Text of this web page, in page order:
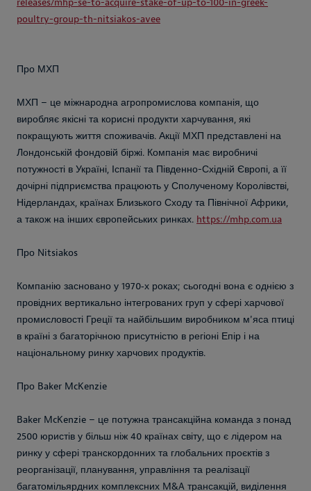
releases/mhp-se-to-acquire-stake-of-up-to-100-in-greek-
poultry-group-th-nitsiakos-avee
Про МХП
МХП – це міжнародна агропромислова компанія, що
виробляє якісні та корисні продукти харчування, які
покращують життя споживачів. Акції МХП представлені на
Лондонській фондовій біржі. Компанія має виробничі
потужності в Україні, Іспанії та Південно-Східній Європі, а її
дочірні підприємства працюють у Сполученому Королівстві,
Нідерландах, країнах Близького Сходу та Північної Африки,
а також на інших європейських ринках. https://mhp.com.ua
Про Nitsiakos
Компанію засновано у 1970‑х роках; сьогодні вона є однією з
провідних вертикально інтегрованих груп у сфері харчової
промисловості Греції та найбільшим виробником м'яса птиці
в країні з багаторічною присутністю в регіоні Епір і на
національному ринку харчових продуктів.
Про Baker McKenzie
Baker McKenzie – це потужна трансакційна команда з понад
2500 юристів у більш ніж 40 країнах світу, що є лідером на
ринку у сфері транскордонних та глобальних проєктів з
реорганізації, планування, управління та реалізації
багатомільярдних комплексних M&A трансакцій, виділення